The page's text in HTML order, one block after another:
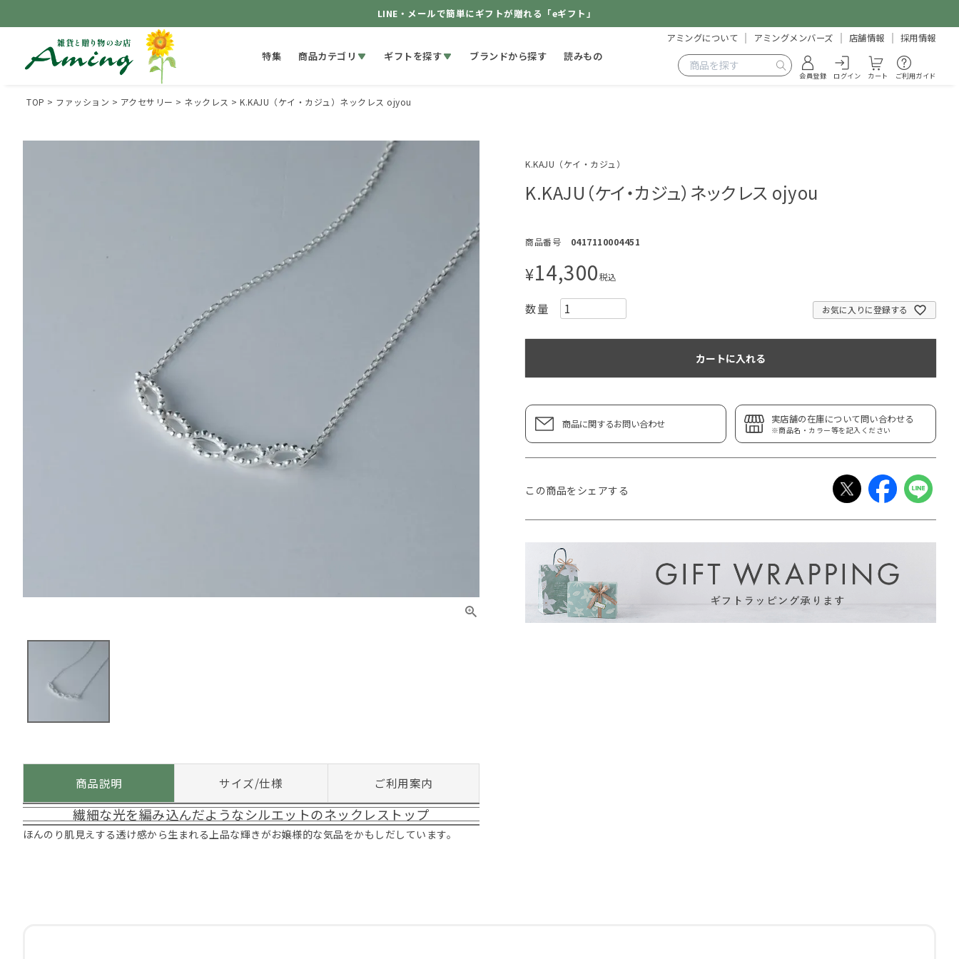
LINE・メールで簡単にギフトが贈れる「eギフト」
特集 商品カテゴリ ギフトを探す ブランドから探す 読みもの
アミングについて アミングメンバーズ 店舗情報 採用情報
会員登録 ログイン カート ご利用ガイド
TOP ファッション アクセサリー ネックレス K.KAJU（ケイ・カジュ）ネックレス ojyou
商品説明 サイズ/仕様 ご利用案内
繊細な光を編み込んだようなシルエットのネックレストップ
ほんのり肌見えする透け感から生まれる上品な輝きがお嬢様的な気品をかもしだしています。
K.KAJU（ケイ・カジュ）
K.KAJU（ケイ・カジュ）ネックレス ojyou
商品番号 0417110004451
¥14,300税込
お気に入りに登録する
カートに入れる
商品に関するお問い合わせ 実店舗の在庫について問い合わせる
※商品名・カラー等を記入ください
この商品をシェアする